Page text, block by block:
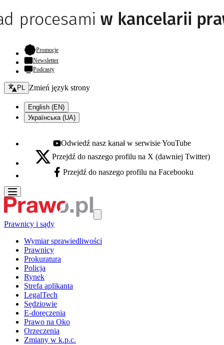
Promocje- otwiera się w nowej karcie
Newsletter
Podcasty
Zmień język - bieżący:
PL Zmień język strony
English (EN)
Українська (UA)
Youtube - otwiera się w nowej karcie
Odwiedź nasz kanał w serwisie YouTube
X - otwiera się w nowej karcie
Przejdź do naszego profilu na X (dawniej Twitter)
Facebook - otwiera się w nowej karcie
Przejdź do naszego profilu na Facebooku
Prawnicy i sądy
Wymiar sprawiedliwości
Prawnicy
Prokuratura
Policja
Rynek
Strefa aplikanta
LegalTech
Sędziowie
E-doręczenia
Prawo na Oko
Orzeczenia
Zmiany w k.p.c.